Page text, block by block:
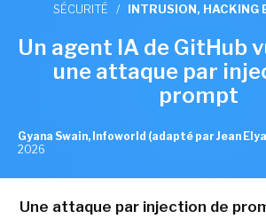
SÉCURITÉ / INTRUSION, HACKING
Un agent IA de GitHub
une attaque par
prompt
Gyana Swain, Infoworld (adapté par Jean
2026
Une attaque par injection de